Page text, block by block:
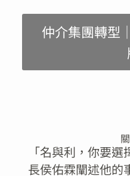
仲介集團轉型
「名與利，你要
長侯佑霖闡述他的